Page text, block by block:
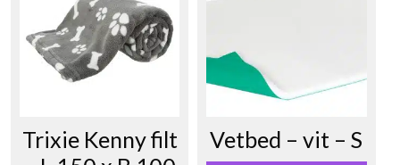
Trixie Kenny filt
Vetbed – vit – S